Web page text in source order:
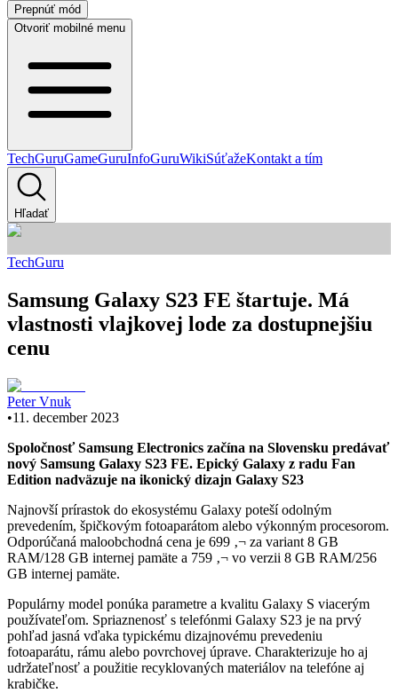
Prepnúť mód
Otvoriť mobilné menu
TechGuruGameGuruInfoGuruWikiSúťažeKontakt a tím
Hľadať
TechGuru
Samsung Galaxy S23 FE štartuje. Má
vlastnosti vlajkovej lode za dostupnejšiu
cenu
Peter Vnuk
•11. december 2023
Spoločnosť Samsung Electronics začína na Slovensku predávať
nový Samsung Galaxy S23 FE. Epický Galaxy z radu Fan
Edition nadväzuje na ikonický dizajn Galaxy S23
Najnovší prírastok do ekosystému Galaxy poteší odolným
prevedením, špičkovým fotoaparátom alebo výkonným procesorom.
Odporúčaná maloobchodná cena je 699 ‚¬ za variant 8 GB
RAM/128 GB internej pamäte a 759 ‚¬ vo verzii 8 GB RAM/256
GB internej pamäte.
Populárny model ponúka parametre a kvalitu Galaxy S viacerým
používateľom. Spriaznenosť s telefónmi Galaxy S23 je na prvý
pohľad jasná vďaka typickému dizajnovému prevedeniu
fotoaparátu, rámu alebo povrchovej úprave. Charakterizuje ho aj
udržateľnosť a použitie recyklovaných materiálov na telefóne aj
krabičke.